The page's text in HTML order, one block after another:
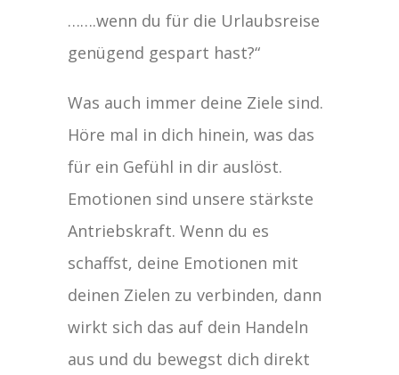
…….wenn du für die Urlaubsreise
genügend gespart hast?“
Was auch immer deine Ziele sind.
Höre mal in dich hinein, was das
für ein Gefühl in dir auslöst.
Emotionen sind unsere stärkste
Antriebskraft. Wenn du es
schaffst, deine Emotionen mit
deinen Zielen zu verbinden, dann
wirkt sich das auf dein Handeln
aus und du bewegst dich direkt